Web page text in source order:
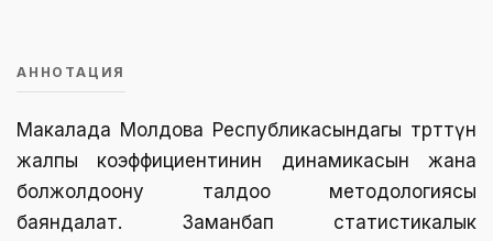
АННОТАЦИЯ
Макалада Молдова Республикасындагы төрөттүн
жалпы коэффициентинин динамикасын жана
болжолдоону талдоо методологиясы
баяндалат. Заманбап статистикалык